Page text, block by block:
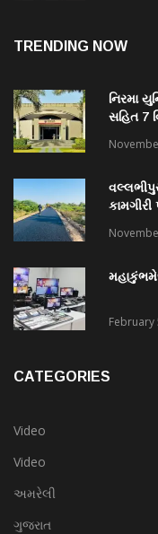
TRENDING NOW
નિરમા
સહિત 7
કામગીરી
February
CATEGORIES
Video
Video
અમરેલી
ગુજરાત